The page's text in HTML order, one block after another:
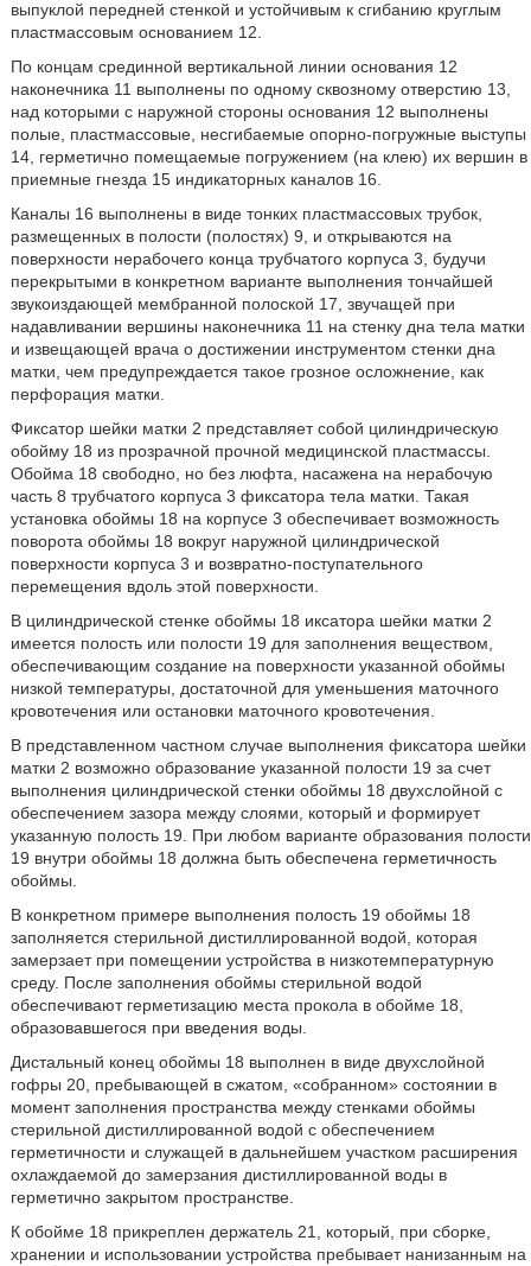
выпуклой передней стенкой и устойчивым к сгибанию круглым
пластмассовым основанием 12.
По концам срединной вертикальной линии основания 12
наконечника 11 выполнены по одному сквозному отверстию 13,
над которыми с наружной стороны основания 12 выполнены
полые, пластмассовые, несгибаемые опорно-погружные выступы
14, герметично помещаемые погружением (на клею) их вершин в
приемные гнезда 15 индикаторных каналов 16.
Каналы 16 выполнены в виде тонких пластмассовых трубок,
размещенных в полости (полостях) 9, и открываются на
поверхности нерабочего конца трубчатого корпуса 3, будучи
перекрытыми в конкретном варианте выполнения тончайшей
звукоиздающей мембранной полоской 17, звучащей при
надавливании вершины наконечника 11 на стенку дна тела матки
и извещающей врача о достижении инструментом стенки дна
матки, чем предупреждается такое грозное осложнение, как
перфорация матки.
Фиксатор шейки матки 2 представляет собой цилиндрическую
обойму 18 из прозрачной прочной медицинской пластмассы.
Обойма 18 свободно, но без люфта, насажена на нерабочую
часть 8 трубчатого корпуса 3 фиксатора тела матки. Такая
установка обоймы 18 на корпусе 3 обеспечивает возможность
поворота обоймы 18 вокруг наружной цилиндрической
поверхности корпуса 3 и возвратно-поступательного
перемещения вдоль этой поверхности.
В цилиндрической стенке обоймы 18 иксатора шейки матки 2
имеется полость или полости 19 для заполнения веществом,
обеспечивающим создание на поверхности указанной обоймы
низкой температуры, достаточной для уменьшения маточного
кровотечения или остановки маточного кровотечения.
В представленном частном случае выполнения фиксатора шейки
матки 2 возможно образование указанной полости 19 за счет
выполнения цилиндрической стенки обоймы 18 двухслойной с
обеспечением зазора между слоями, который и формирует
указанную полость 19. При любом варианте образования полости
19 внутри обоймы 18 должна быть обеспечена герметичность
обоймы.
В конкретном примере выполнения полость 19 обоймы 18
заполняется стерильной дистиллированной водой, которая
замерзает при помещении устройства в низкотемпературную
среду. После заполнения обоймы стерильной водой
обеспечивают герметизацию места прокола в обойме 18,
образовавшегося при введения воды.
Дистальный конец обоймы 18 выполнен в виде двухслойной
гофры 20, пребывающей в сжатом, «собранном» состоянии в
момент заполнения пространства между стенками обоймы
стерильной дистиллированной водой с обеспечением
герметичности и служащей в дальнейшем участком расширения
охлаждаемой до замерзания дистиллированной воды в
герметично закрытом пространстве.
К обойме 18 прикреплен держатель 21, который, при сборке,
хранении и использовании устройства пребывает нанизанным на